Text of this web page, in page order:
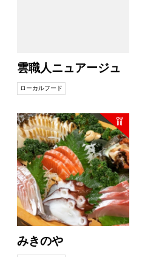
雲職人ニュアージュ
ローカルフード
みきのや